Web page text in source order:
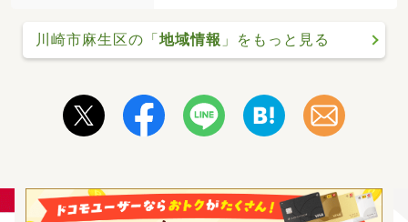
川崎市麻生区の「地域情報 」をもっと見る